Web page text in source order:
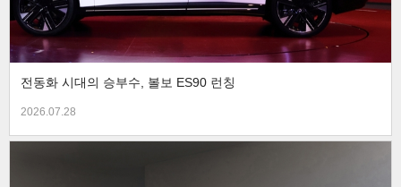
전동화 시대의 승부수, 볼보 ES90 런칭
2026.07.28